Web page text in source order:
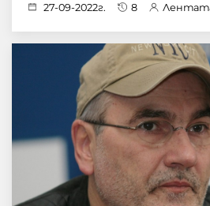
27-09-2022г. 8